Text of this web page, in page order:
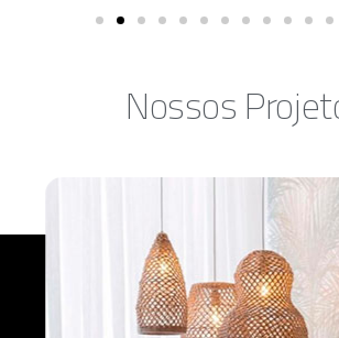
Nossos